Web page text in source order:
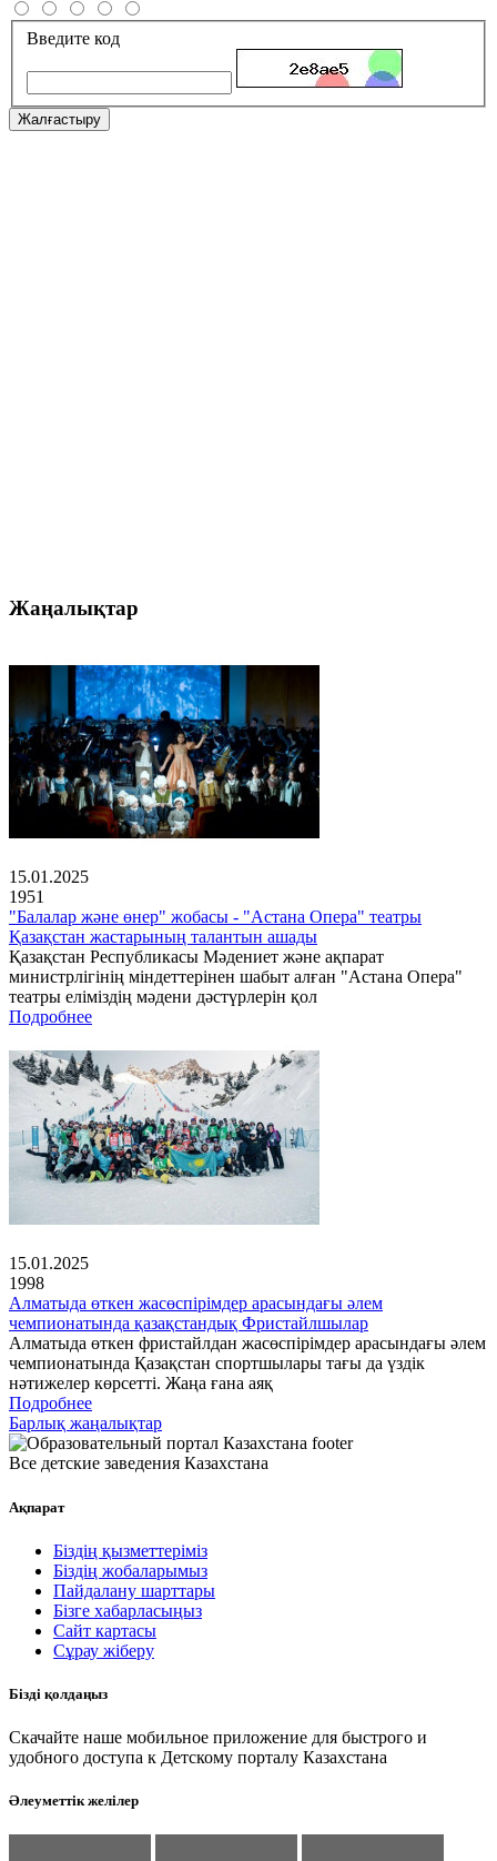
Введите код
Жалғастыру
Жаңалықтар
15.01.2025
1951
"Балалар және өнер" жобасы - "Астана Опера" театры
Қазақстан жастарының талантын ашады
Қазақстан Республикасы Мәдениет және ақпарат
министрлігінің міндеттерінен шабыт алған "Астана Опера"
театры еліміздің мәдени дәстүрлерін қол
Подробнее
15.01.2025
1998
Алматыда өткен жасөспірімдер арасындағы әлем
чемпионатында қазақстандық Фристайлшылар
Алматыда өткен фристайлдан жасөспірімдер арасындағы әлем
чемпионатында Қазақстан спортшылары тағы да үздік
нәтижелер көрсетті. Жаңа ғана аяқ
Подробнее
Барлық жаңалықтар
Все детские заведения Казахстана
Ақпарат
Біздің қызметтеріміз
Біздің жобаларымыз
Пайдалану шарттары
Бізге хабарласыңыз
Сайт картасы
Сұрау жіберу
Бізді қолдаңыз
Скачайте наше мобильное приложение для быстрого и
удобного доступа к Детскому порталу Казахстана
Әлеуметтік желілер